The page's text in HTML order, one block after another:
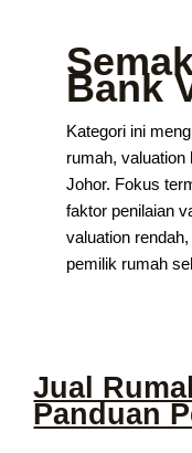
Bank
Kategori ini
rumah, valuation
Johor. Fokus
faktor penilaian
valuation
pemilik rumah
Jual
Panduan